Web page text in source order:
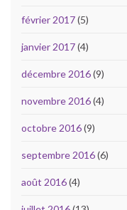
février 2017(5)
janvier 2017(4)
décembre 2016(9)
novembre 2016(4)
octobre 2016(9)
septembre 2016(6)
août 2016(4)